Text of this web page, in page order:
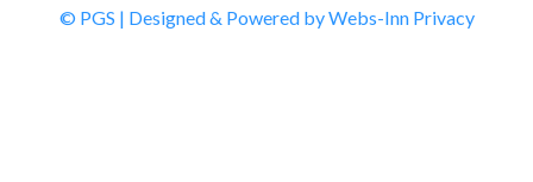
© PGS | Designed & Powered by Webs-Inn Privacy